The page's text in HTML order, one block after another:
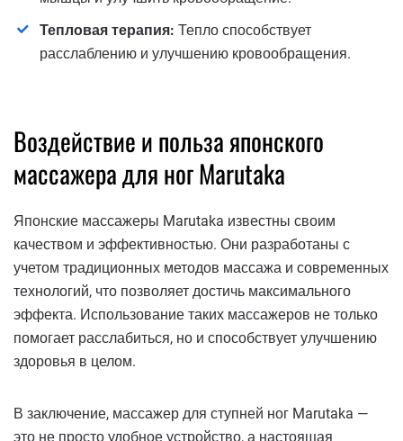
Тепловая терапия: Тепло способствует
расслаблению и улучшению кровообращения.
Воздействие и польза японского
массажера для ног Marutaka
Японские массажеры Marutaka известны своим
качеством и эффективностью. Они разработаны с
учетом традиционных методов массажа и современных
технологий, что позволяет достичь максимального
эффекта. Использование таких массажеров не только
помогает расслабиться, но и способствует улучшению
здоровья в целом.
В заключение, массажер для ступней ног Marutaka —
это не просто удобное устройство, а настоящая